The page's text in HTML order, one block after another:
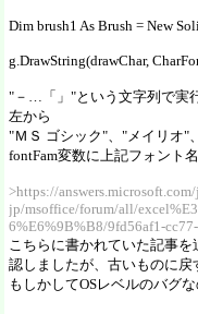
Dim brush1 As Brush = New
g.DrawString(drawChar,
"－…「」"という文字列で実
左から
"ＭＳ ゴシック"、"メイリオ"
fontFam変数に上記フォント
>https://
jp/msoffice/forum/all/
6%E6%9B%B8/9fd56af1-
こちらに書かれていた記事
認しましたが、古いものに戻
もしかしてOSレベルのバグ